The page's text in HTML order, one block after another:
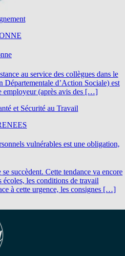
au service des collègues dans le
d’Action Sociale) est
employeur (après avis des […]
et Sécurité au Travail
vulnérables est une obligation,
succèdent. Cette tendance va encore
écoles, les conditions de travail
à cette urgence, les consignes […]